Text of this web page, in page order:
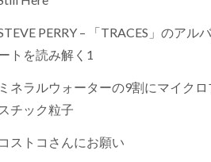
PERRY – 「TRACES」のアル
トを読み解く1
ミネラルウォーターの9割にマイクロ
スチック粒子
コストコさんにお願い